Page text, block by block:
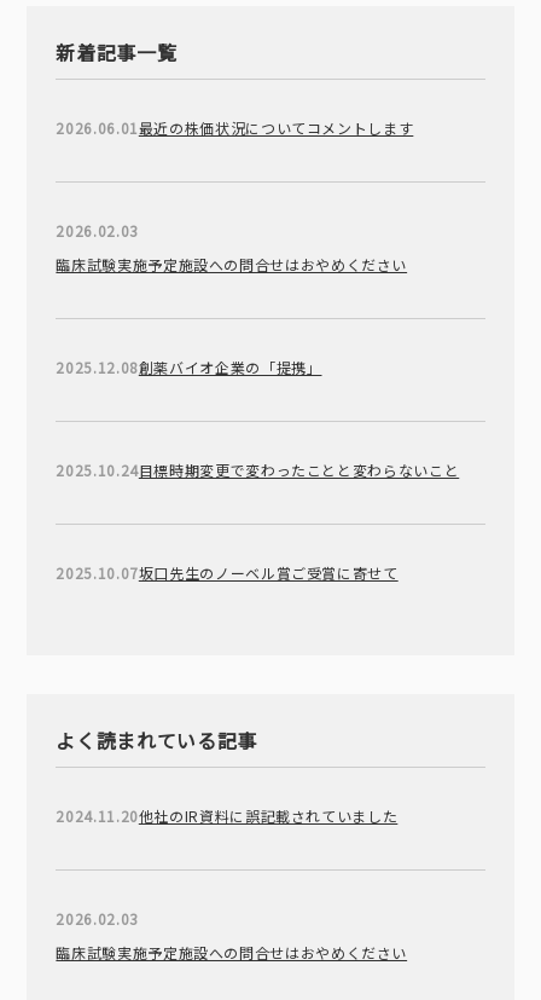
新着記事一覧
2026.06.01最近の株価状況についてコメントします
2026.02.03
臨床試験実施予定施設への問合せはおやめください
2025.12.08創薬バイオ企業の「提携」
2025.10.24目標時期変更で変わったことと変わらないこと
2025.10.07坂口先生のノーベル賞ご受賞に寄せて
よく読まれている記事
2024.11.20他社のIR資料に誤記載されていました
2026.02.03
臨床試験実施予定施設への問合せはおやめください